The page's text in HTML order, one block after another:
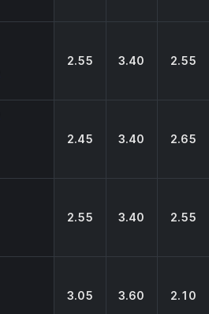
2.55 3.40 2.55
2.45 3.40 2.65
2.55 3.40 2.55
3.05 3.60 2.10